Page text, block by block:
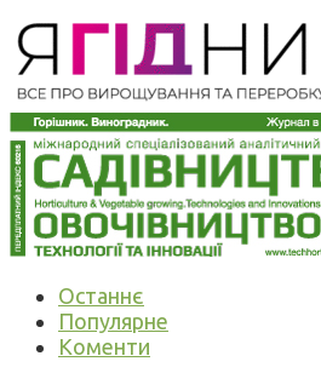
Останнє
Популярне
Коменти